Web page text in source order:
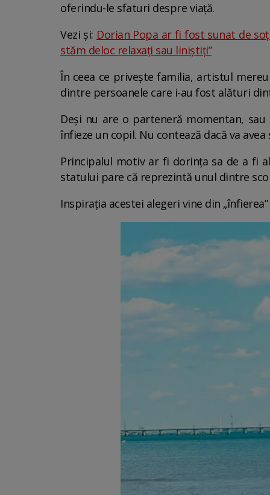
oferindu-le sfaturi despre viață.
Vezi și: Dorian Popa ar fi fost sunat de
stăm deloc relaxaţi sau liniştiţi”
În ceea ce privește familia, artistul
dintre persoanele care i-au fost alături
Deși nu are o parteneră momentan,
înfieze un copil. Nu contează dacă va avea
Principalul motiv ar fi dorința sa de a fi
statului pare că reprezintă unul dintre
Inspirația acestei alegeri vine din